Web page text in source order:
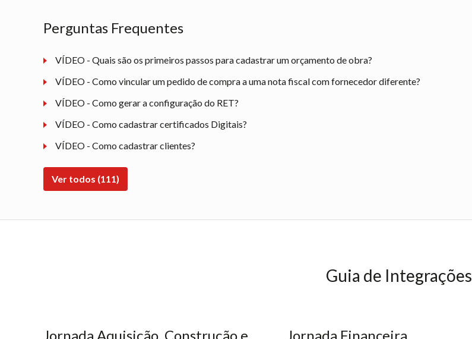
Perguntas Frequentes
VÍDEO - Quais são os primeiros passos para cadastrar um orçamento de obra?
VÍDEO - Como vincular um pedido de compra a uma nota fiscal com fornecedor diferente?
VÍDEO - Como gerar a configuração do RET?
VÍDEO - Como cadastrar certificados Digitais?
VÍDEO - Como cadastrar clientes?
Ver todos (111)
Guia de Integrações
Jornada Aquisição, Construção e
Jornada Financeira